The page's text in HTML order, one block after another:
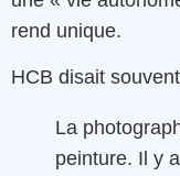
rend unique.
HCB disait
La
peinture. Il y